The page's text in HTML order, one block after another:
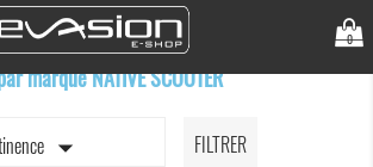
0
marque NATIVE SCOOTER
 FILTRER